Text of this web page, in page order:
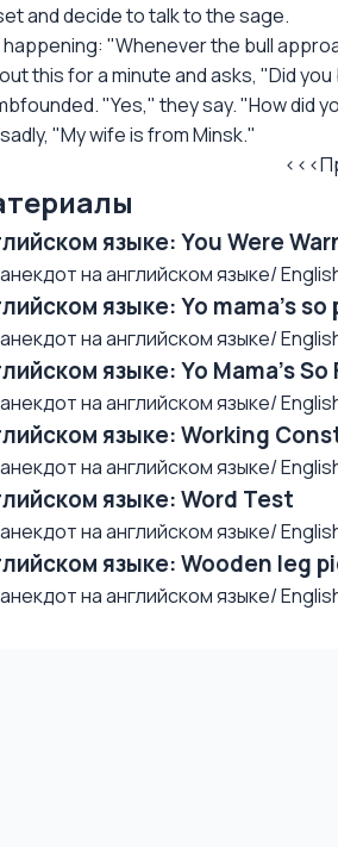
and decide to talk to the sage.
happening: "Whenever the bull
this for a minute and asks, "Did
"Yes," they say. "How did
"My wife is from Minsk."
языке: You Were
на английском языке/
языке: Yo mama's so
на английском языке/
языке: Yo Mama's
на английском языке/
языке: Working
на английском языке/
языке: Word Test
на английском языке/
языке: Wooden leg
на английском языке/